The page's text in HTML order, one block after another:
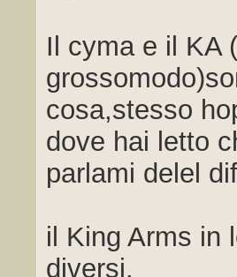
Il cyma e il KA
cosa,stesso
dove hai letto
parlami delel
il King Arms in
diversi.